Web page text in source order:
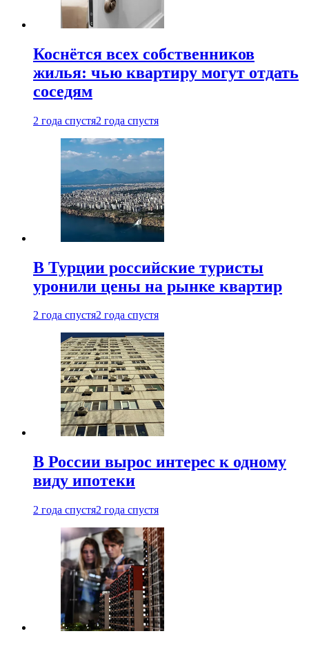
Коснётся всех собственников
жилья: чью квартиру могут отдать
соседям
2 года спустя2 года спустя
В Турции российские туристы
уронили цены на рынке квартир
2 года спустя2 года спустя
В России вырос интерес к одному
виду ипотеки
2 года спустя2 года спустя